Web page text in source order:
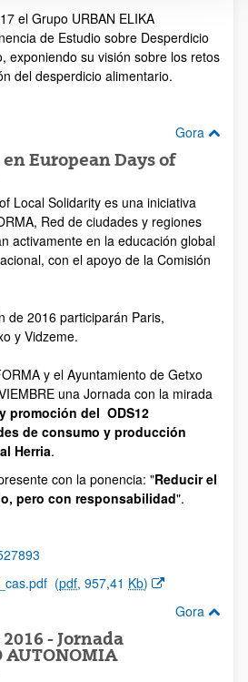
el Grupo URBAN ELIKA
de Estudio sobre Desperdicio
exponiendo su visión sobre los retos
del desperdicio alimentario.
Gora
European Days of
Local Solidarity es una iniciativa
Red de ciudades y regiones
activamente en la educación global
con el apoyo de la Comisión
de 2016 participarán Paris,
y Vidzeme.
y el Ayuntamiento de Getxo
una Jornada con la mirada
promoción del ODS12
de consumo y producción
Herria.
con la ponencia: "Reducir el
pero con responsabilidad".
zabalduko du)
(pdf, 957,41 Kb)
Gora
- Jornada
AUTONOMIA